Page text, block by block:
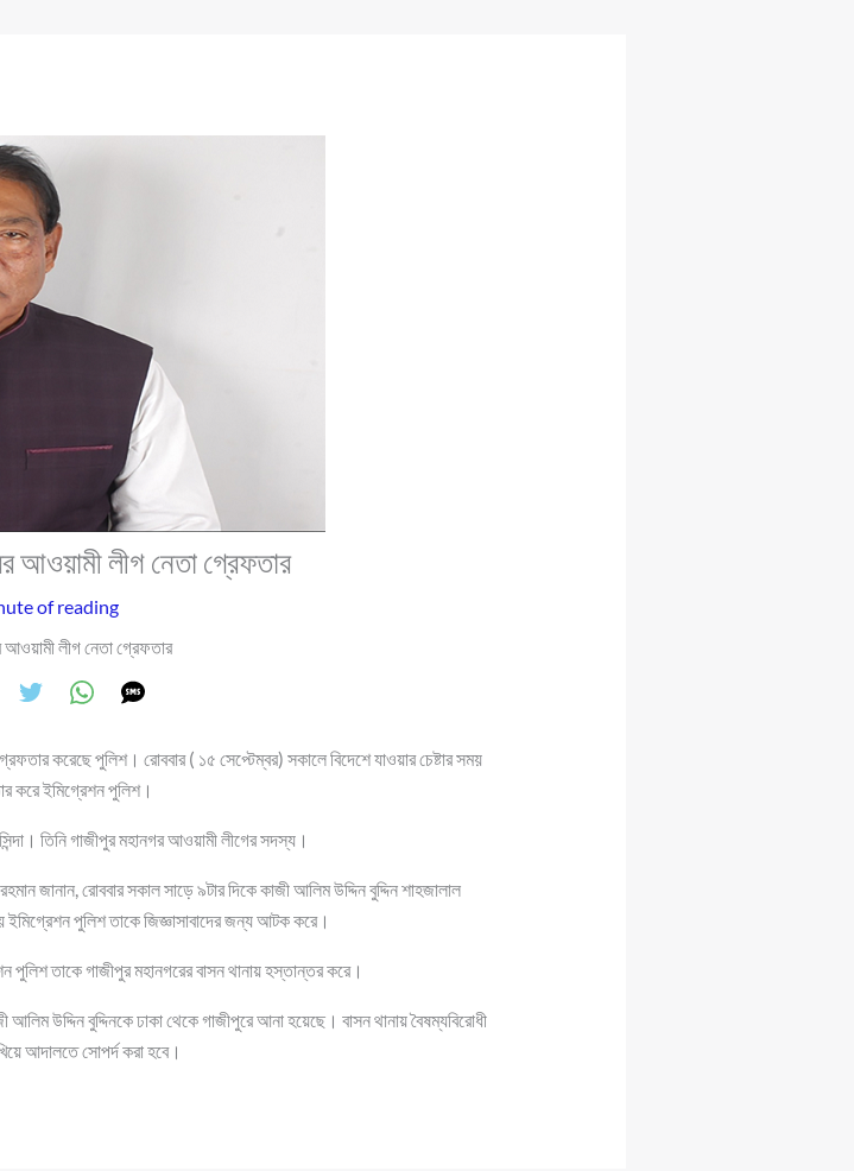
আওয়ামী লীগ নেতা গ্রেফতার
of reading
আওয়ামী লীগ নেতা গ্রেফতার
করেছে পুলিশ। রোববার ( ১৫ সেপ্টেম্বর) সকালে বিদেশে যাওয়ার চেষ্টার সময়
করে ইমিগ্রেশন পুলিশ।
তিনি গাজীপুর মহানগর আওয়ামী লীগের সদস্য।
জানান, রোববার সকাল সাড়ে ৯টার দিকে কাজী আলিম উদ্দিন বুদ্দিন শাহজালাল
ইমিগ্রেশন পুলিশ তাকে জিজ্ঞাসাবাদের জন্য আটক করে।
পুলিশ তাকে গাজীপুর মহানগরের বাসন থানায় হস্তান্তর করে।
আলিম উদ্দিন বুদ্দিনকে ঢাকা থেকে গাজীপুরে আনা হয়েছে। বাসন থানায় বৈষম্যবিরোধী
আদালতে সোপর্দ করা হবে।